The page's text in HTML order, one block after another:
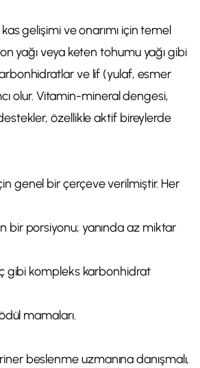
gelişimi ve onarımı için temel
yağı veya keten tohumu yağı gibi
ve lif (yulaf, esmer
olur. Vitamin-mineral dengesi,
özellikle aktif bireylerde
genel bir çerçeve verilmiştir. Her
bir porsiyonu; yanında az miktar
gibi kompleks karbonhidrat
mamaları.
beslenme uzmanına danışmalı,